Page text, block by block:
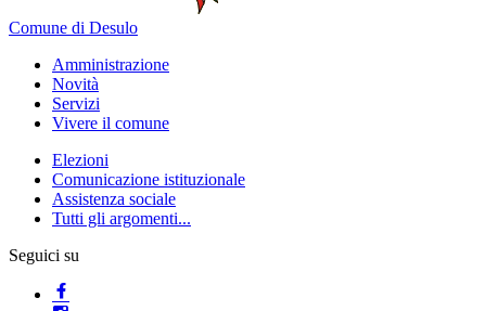
Comune di Desulo
Amministrazione
Novità
Servizi
Vivere il comune
Elezioni
Comunicazione istituzionale
Assistenza sociale
Tutti gli argomenti...
Seguici su